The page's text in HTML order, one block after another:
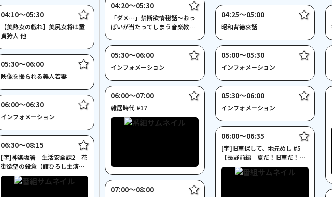
04:10〜05:30
【美熟女の戯れ】美尻女将は童
貞狩人 他
05:30〜06:00
映像を撮られる美人若妻
06:00〜06:30
インフォメーション
06:30〜08:15
[字]神楽坂署 生活安全課2 花
街欲望の殺意【舘ひろし主演
２時間サスペンス】
04:20〜05:30
「ダメ…」禁断欲情秘話～おっ
ぱいが当たってしまう音楽教室
05:30〜06:00
インフォメーション
06:00〜07:00
雑居時代 #17
07:00〜08:00
04:25〜05:00
昭和背徳哀話
05:00〜05:30
インフォメーション
05:30〜06:00
インフォメーション
06:00〜06:35
[字]旧車探して、地元めし #5
【長野前編 夏だ！旧車だ！恋
キャンプ】